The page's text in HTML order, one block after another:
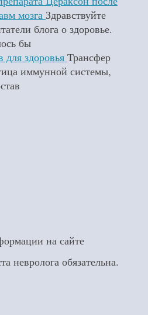
мозга Здравствуйте
блога о здоровье.
бы
для здоровья Трансфер
иммунной системы,
на сайте
невролога обязательна.